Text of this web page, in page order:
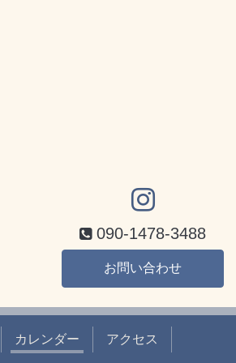
090-1478-3488
お問い合わせ
カレンダー アクセス